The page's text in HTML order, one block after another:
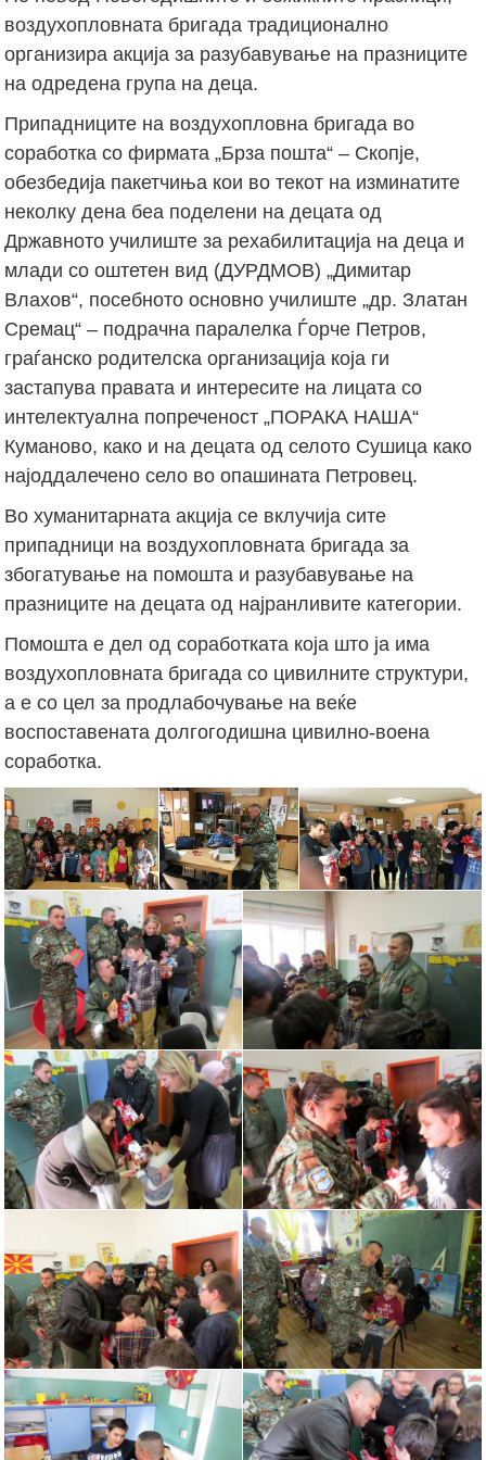
воздухопловната бригада традиционално
организира акција за разубавување на празниците
на одредена група на деца.
Припадниците на воздухопловна бригада во
соработка со фирмата „Брза пошта“ – Скопје,
обезбедија пакетчиња кои во текот на изминатите
неколку дена беа поделени на децата од
Државното училиште за рехабилитација на деца и
млади со оштетен вид (ДУРДМОВ) „Димитар
Влахов“, посебното основно училиште „др. Златан
Сремац“ – подрачна паралелка Ѓорче Петров,
граѓанско родителска организација која ги
застапува правата и интересите на лицата со
интелектуална попреченост „ПОРАКА НАША“
Куманово, како и на децата од селото Сушица како
најоддалечено село во опашината Петровец.
Во хуманитарната акција се вклучија сите
припадници на воздухопловната бригада за
збогатување на помошта и разубавување на
празниците на децата од најранливите категории.
Помошта е дел од соработката која што ја има
воздухопловната бригада со цивилните структури,
а е со цел за продлабочување на веќе
воспоставената долгогодишна цивилно-воена
соработка.